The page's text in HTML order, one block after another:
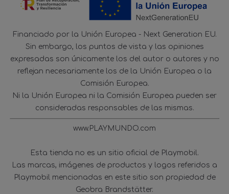
Financiado por la Unión Europea - Next Generation EU.
Sin embargo, los puntos de vista y las opiniones
expresadas son únicamente los del autor o autores y no
reflejan necesariamente los de la Unión Europea o la
Comisión Europea.
Ni la Unión Europea ni la Comisión Europea pueden ser
consideradas responsables de las mismas.
www.PLAYMUNDO.com
Esta tienda no es un sitio oficial de Playmobil.
Las marcas, imágenes de productos y logos referidos a
Playmobil mencionadas en este sitio son propiedad de
Geobra Brandstätter.